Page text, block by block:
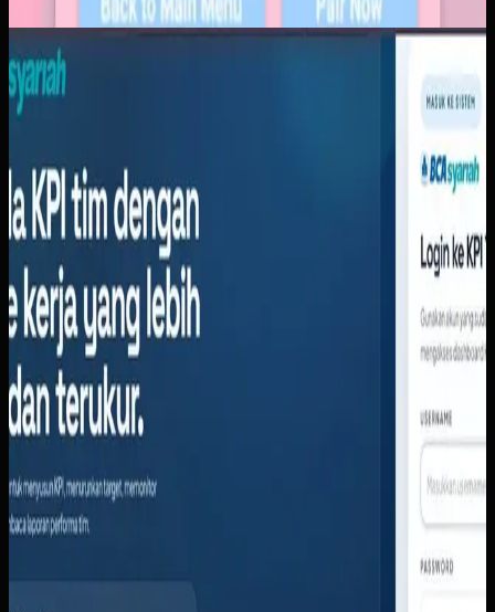
Software Kustom
KPI Tracker BCA Syariah
Sebelumnya
BCA Syariah membutuhkan sistem untuk mengelola KPI
tim dengan ritme kerja yang lebih rapi dan terukur. Target
tahunan perlu diturunkan ke periode yang lebih kecil
(harian, mingguan, bulanan, kuartalan) agar pemantauan
lebih realistis. Leader kesulitan memantau pencapaian
anggota tim secara berkala karena data realisasi tersebar
di banyak sumber dan rekap manual memakan waktu.
Yang kami bangun
Kami membangun KPI Tracker berbasis web dengan
pencapaian, status on melacak, dan anggota yang perlu
perhatian. Sistem mencakup Master KPI untuk katalog
definisi resmi, manajemen anggota tim dengan peran-
based access, penugasan KPI ke anggota, alokasi dan
rincian target per periode, pencatatan realisasi harian,